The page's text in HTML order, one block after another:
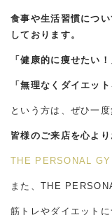
食事や生活習慣につ
しております。
「健康的に痩せたい！
「無理なくダイエッ
という方は、ぜひ一
皆様のご来店を心よ
THE PERSONAL
また、THE
筋トレやダイエット